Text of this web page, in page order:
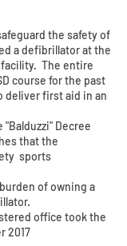
the safety of
a defibrillator at the
The entire
course for the past
deliver first aid in an
Decree
that the
sports
of owning a
office took the
2017